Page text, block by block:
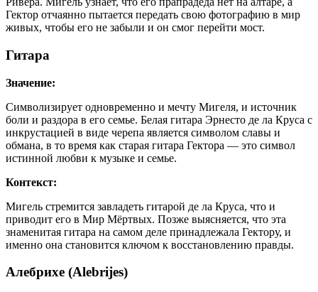
Гектор отчаянно пытается передать свою фотографию в мир
живых, чтобы его не забыли и он смог перейти мост.
Гитара
Значение:
Символизирует одновременно и мечту Мигеля, и источник
боли и раздора в его семье. Белая гитара Эрнесто де ла Круса с
инкрустацией в виде черепа является символом славы и
обмана, в то время как старая гитара Гектора — это символ
истинной любви к музыке и семье.
Контекст:
Мигель стремится завладеть гитарой де ла Круса, что и
приводит его в Мир Мёртвых. Позже выясняется, что эта
знаменитая гитара на самом деле принадлежала Гектору, и
именно она становится ключом к восстановлению правды.
Алебрихе (Alebrijes)